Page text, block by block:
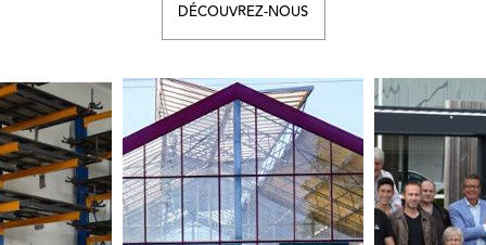
DÉCOUVREZ-NOUS